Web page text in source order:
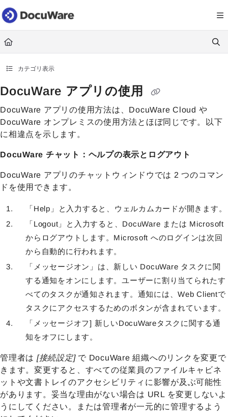
Documentation Index
Fetch the complete documentation index at: https://
Use this file to discover all available pages before exploring further.
カテゴリ表示
DocuWare アプリの使用
DocuWare アプリの使用方法は、DocuWare Cloud や
DocuWare オンプレミスの使用方法とほぼ同じです。以下
に相違点を示します。
DocuWare チャット：ヘルプの表示とログアウト
DocuWare アプリのチャットウィンドウでは 2 つのコマン
ドを使用できます。
「Help」と入力すると、ウェルカムカードが開きます。
「Logout」と入力すると、DocuWare または Microsoft
からログアウトします。Microsoft へのログインは次回
から自動的に行われます。
「メッセージオン」は、新しい DocuWare タスクに関
する通知をオンにします。ユーザーに割り当てられたす
べてのタスクが通知されます。通知には、Web Clientで
タスクにアクセスするためのボタンが含まれています。
「メッセージオフ] 新しいDocuWareタスクに関する通
知をオフにします。
管理者は [接続設定]で DocuWare 組織へのリンクを変更で
きます。変更すると、すべての従業員のファイルキャビネ
ットや文書トレイのアクセシビリティに影響が及ぶ可能性
があります。妥当な理由がない場合は URL を変更しないよ
うにしてください。または管理者が一元的に管理するよう